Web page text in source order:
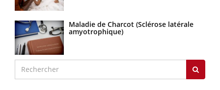
Maladie de Charcot (Sclérose latérale
amyotrophique)